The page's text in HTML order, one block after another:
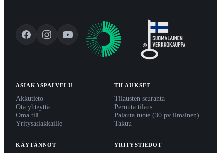
ASIAKASPALVELU
Akkutieto
Ota yhteyttä
Oma tili
Yritysasiakkaille
TILAUKSET
Tilausten seuranta
Peruuta tilaus
Palauta tuote (30 pv ilmainen)
Takuu
KÄYTÄNNÖT YRITYSTIEDOT